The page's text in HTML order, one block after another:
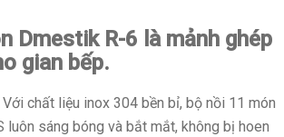
Dmestik R-6 là mảnh ghép
gian bếp.
Với chất liệu inox 304 bền bỉ, bộ nồi 11 món
luôn sáng bóng và bắt mắt, không bị hoen